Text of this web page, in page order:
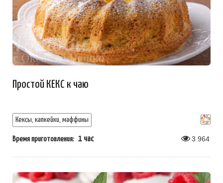
Простой КЕКС к чаю
Кексы, капкейки, маффины
Время приготовления: 1 час 3 964